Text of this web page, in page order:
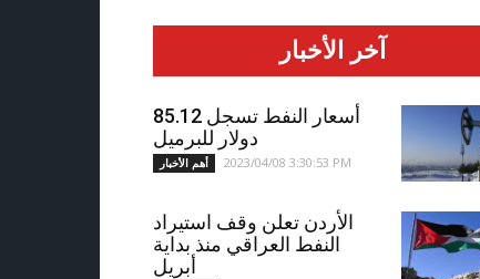
آخر الأخبار
أسعار النفط تسجل 85.12
دولار للبرميل
أهم الأخبار 2023/04/08 3:30:53 PM
الأردن تعلن وقف استيراد
النفط العراقي منذ بداية
أبريل